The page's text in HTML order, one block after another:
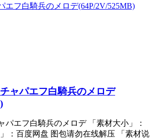
チャパエフ白騎兵のメロデ
パエフ白騎兵のメロデ 「素材大小」：
：百度网盘 图包请勿在线解压 「素材说